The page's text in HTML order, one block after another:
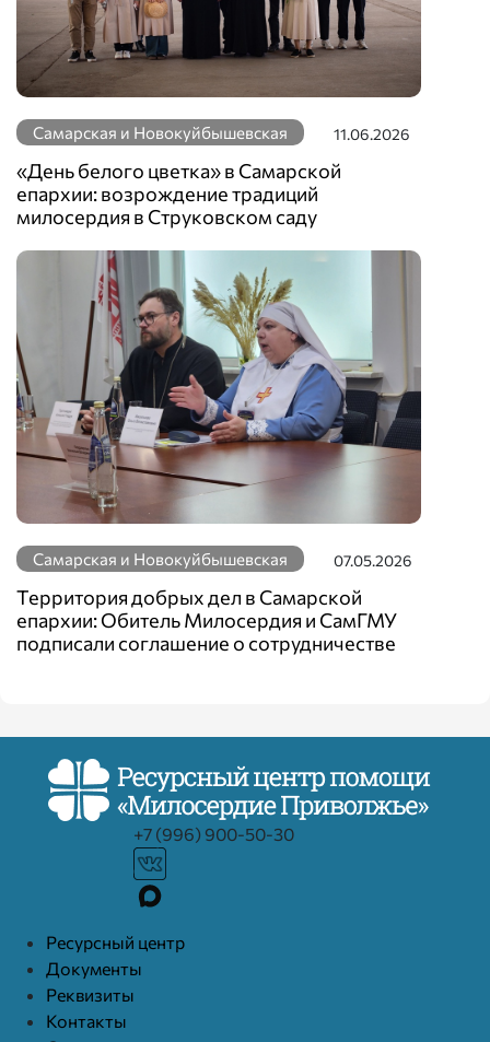
Самарская и Новокуйбышевская 11.06.2026
«День белого цветка» в Самарской
епархии: возрождение традиций
милосердия в Струковском саду
Самарская и Новокуйбышевская 07.05.2026
Территория добрых дел в Самарской
епархии: Обитель Милосердия и СамГМУ
подписали соглашение о сотрудничестве
+7 (996) 900-50-30
Ресурcный центр
Документы
Реквизиты
Контакты